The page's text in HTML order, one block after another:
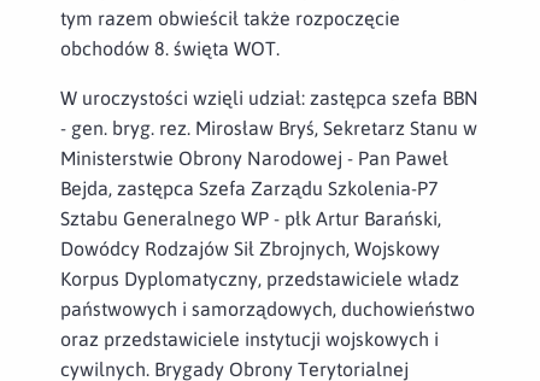
tym razem obwieścił także rozpoczęcie
obchodów 8. święta WOT.
W uroczystości wzięli udział: zastępca szefa BBN
- gen. bryg. rez. Mirosław Bryś, Sekretarz Stanu w
Ministerstwie Obrony Narodowej - Pan Paweł
Bejda, zastępca Szefa Zarządu Szkolenia-P7
Sztabu Generalnego WP - płk Artur Barański,
Dowódcy Rodzajów Sił Zbrojnych, Wojskowy
Korpus Dyplomatyczny, przedstawiciele władz
państwowych i samorządowych, duchowieństwo
oraz przedstawiciele instytucji wojskowych i
cywilnych. Brygady Obrony Terytorialnej